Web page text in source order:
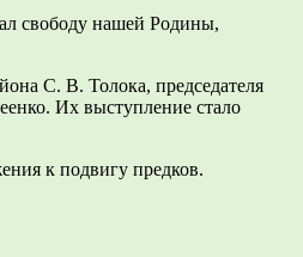
свободу нашей Родины,
С. В. Толока, председателя
Их выступление стало
к подвигу предков.